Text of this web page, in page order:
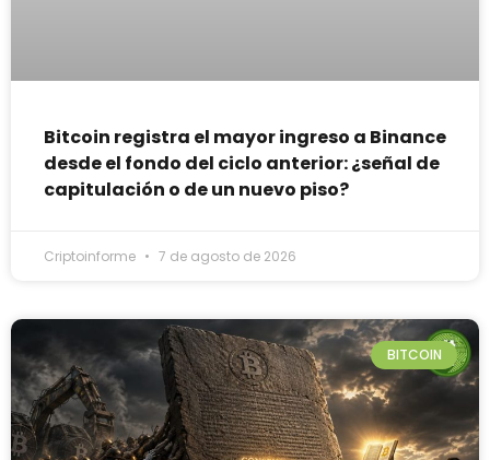
Bitcoin registra el mayor ingreso a Binance
desde el fondo del ciclo anterior: ¿señal de
capitulación o de un nuevo piso?
Criptoinforme 7 de agosto de 2026
BITCOIN